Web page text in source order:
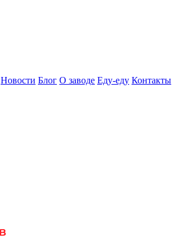
Новости Блог О заводе Еду-еду Контакты